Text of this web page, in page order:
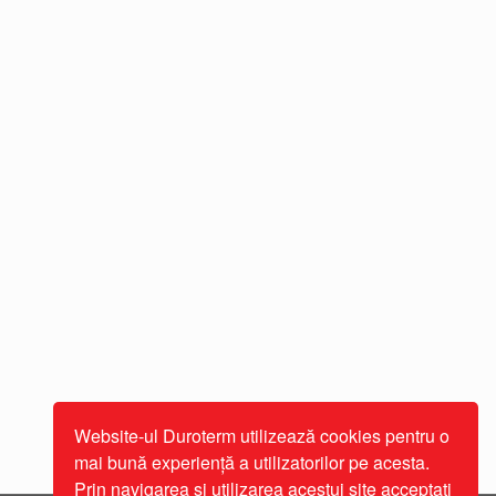
Website-ul Duroterm utilizează cookies pentru o
mai bună experiență a utilizatorilor pe acesta.
Prin navigarea și utilizarea acestui site acceptați